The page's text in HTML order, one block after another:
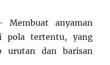
Membuat anyaman
pola tertentu, yang
urutan dan barisan